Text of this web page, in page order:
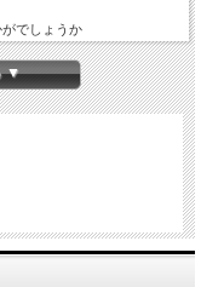
でしょうか
像との色が、実際と多
ことをご了承くださ
▼